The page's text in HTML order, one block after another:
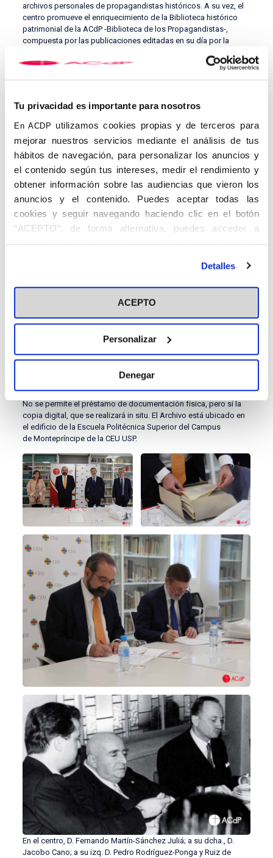
Tu privacidad es importante para nosotros
En ACDP utilizamos cookies propias y de terceros para
mejorar nuestros servicios mediante el análisis de tus
hábitos de navegación, para personalizar los anuncios y
el contenido según tus intereses, medir el rendimiento y
obtener información sobre las audiencias que vieron los
anuncios y el contenido. Puedes aceptar todas las
cookies y seguir navegando haciendo clic en el botón
“ACEPTO”; de forma alternativa, puedes acceder a
información más detallada y cambiar tus preferencias
en el botón "Personalizar". Para más información puedes
visitar nuestra Política de Cookies
Detalles
ACEPTO
Personalizar
Denegar
archivos personales de propagandistas históricos. A su vez, el
centro promueve el enriquecimiento de la Biblioteca histórico
patrimonial de la ACdP -Biblioteca de los Propagandistas-,
compuesta por las publicaciones editadas en su día por la
obras. El área de investigación busca promover el estudio y
su finalidad formativa, el CEDINFOR se centra en ofrecer
actividades sobre la identidad, espiritualidad, compromiso e
historia de la Asociación a sus integrantes y a quienes se
acercan a ella.
rchivo General de la ACdP-CEU
está constituido por los
fondos documentales de la Asociación Católica
de Propagandistas (ACdP) y sus Obras. Es un servicio de apoyo
a la administración y la investigación que tiene encomendada la
gestión, la organización, el control, el acceso, la difusión y la
conservación del patrimonio documental del CEU. Custodia
fondos desde 1922 y está compuesto por la fusión de los
fondos históricos y administrativos de la Asociación y
los Colegios Universitarios extintos, así los de todos los Centros
En el Archivo se encuentran además colecciones y archivos
Otero Novas, Luis Sánchez Agesta,
José Mª Fontana Tarrats, Federico Rodríguez, Luis Díez
del depósito las cajas con la documentación pertinente, y se
habilita un espacio de trabajo en la propia oficina del Archivo.
No se permite el préstamo de documentación física, pero sí la
copia digital, que se realizará in situ. El Archivo está ubicado en
el edificio de la Escuela Politécnica Superior del Campus
de Montepríncipe de la CEU USP.
En el centro, D. Fernando Martín-Sánchez Juliá; a su dcha., D.
Jacobo Cano; a su izq. D. Pedro Rodríguez-Ponga y Ruiz de